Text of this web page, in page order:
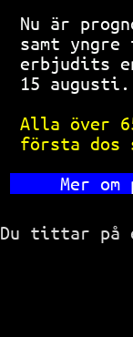
Nu är
samt
erbjudits
15
Alla över
första
Mer om
Du tittar på